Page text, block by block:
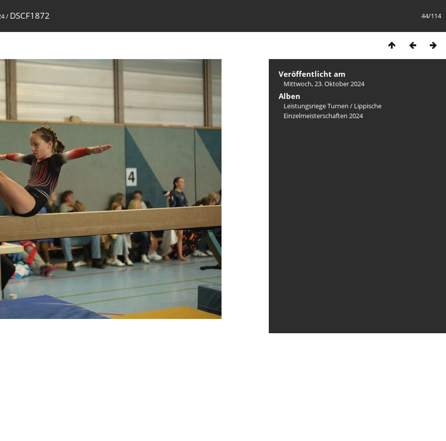
44/114
/ DSCF1872
Veröffentlicht am
Mittwoch, 23. Oktober 2024
Alben
Leistungsriege Turnen / Lippische
Einzelmeisterschaften 2024